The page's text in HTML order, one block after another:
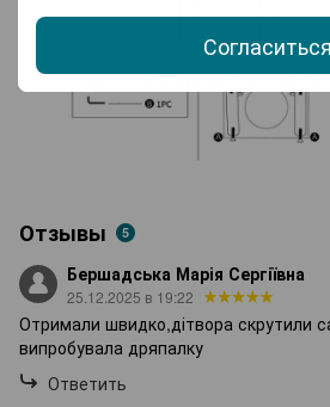
Согласиться
Отзывы 5
Бершадська Марія Сергіївна
25.12.2025 в 19:22
Отримали швидко,дітвора скрутили
випробувала дряпалку
Ответить